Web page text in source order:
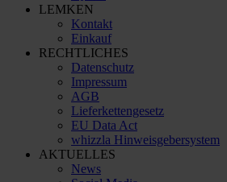
LEMKEN
Kontakt
Einkauf
RECHTLICHES
Datenschutz
Impressum
AGB
Lieferkettengesetz
EU Data Act
whizzla Hinweisgebersystem
AKTUELLES
News